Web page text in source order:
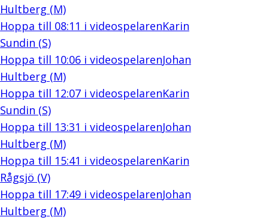
Hultberg (M)
Hoppa till 08:11 i videospelarenKarin
Sundin (S)
Hoppa till 10:06i videospelarenJohan
Hultberg (M)
Hoppa till 12:07i videospelarenKarin
Sundin (S)
Hoppa till 13:31 i videospelarenJohan
Hultberg (M)
Hoppa till 15:41 i videospelarenKarin
Rågsjö (V)
Hoppa till 17:49i videospelarenJohan
Hultberg (M)